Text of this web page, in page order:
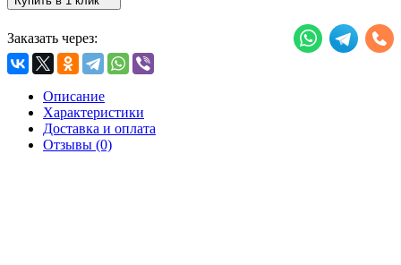
Заказать через:
Описание
Характеристики
Доставка и оплата
Отзывы (0)